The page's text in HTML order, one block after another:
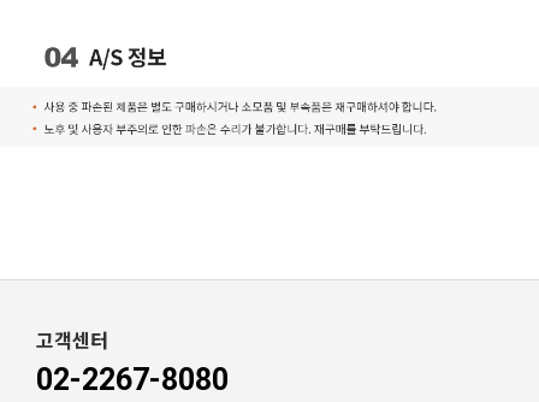
고객센터
02-2267-8080